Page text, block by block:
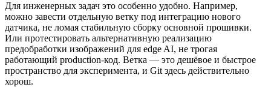
Для инженерных задач это особенно удобно. Например,
можно завести отдельную ветку под интеграцию нового
датчика, не ломая стабильную сборку основной прошивки.
Или протестировать альтернативную реализацию
предобработки изображений для edge AI, не трогая
работающий production-код. Ветка — это дешёвое и быстрое
пространство для эксперимента, и Git здесь действительно
хорош.